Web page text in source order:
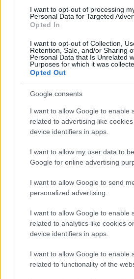
I want to opt-out of processing
Personal Data for Targeted
Opted In
I want to opt-out of Collection,
Retention, Sale, and/or Sharing
Personal Data that Is Unrelated
Purposes for which it was
Opted Out
Google consents
I want to allow Google to enable
related to advertising like
device identifiers in apps.
I want to allow my user data to
Google for online advertising
I want to allow Google to send
personalized advertising.
I want to allow Google to enable
related to analytics like cookies
device identifiers in apps.
I want to allow Google to enable
related to functionality of the
LIV Golf New York 2026:
impressionante vantaggio
Francesca Lombardi · 8 Ago 2026
PIÙ LETTI
Chouchaa: chi è il calciatore
Union Berlino-Cagliari: dove
estiva in diretta
indossato le due maglie
Il patrimonio di Alex Del Piero: